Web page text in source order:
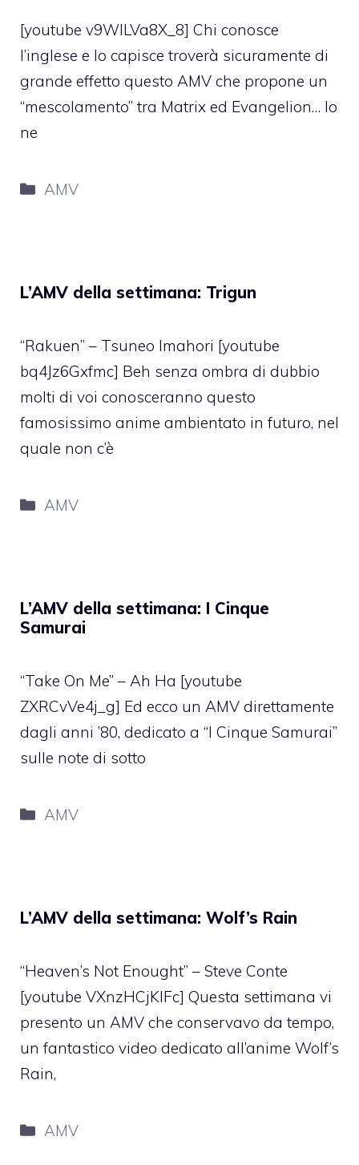
[youtube v9WlLVa8X_8] Chi conosce
l’inglese e lo capisce troverà sicuramente di
grande effetto questo AMV che propone un
“mescolamento” tra Matrix ed Evangelion… Io
ne
Categorie
AMV
L’AMV della settimana: Trigun
“Rakuen” – Tsuneo Imahori [youtube
bq4Jz6Gxfmc] Beh senza ombra di dubbio
molti di voi conosceranno questo
famosissimo anime ambientato in futuro, nel
quale non c’è
Categorie
AMV
L’AMV della settimana: I Cinque
Samurai
“Take On Me” – Ah Ha [youtube
ZXRCvVe4j_g] Ed ecco un AMV direttamente
dagli anni ’80, dedicato a “I Cinque Samurai”
sulle note di sotto
Categorie
AMV
L’AMV della settimana: Wolf’s Rain
“Heaven’s Not Enought” – Steve Conte
[youtube VXnzHCjKIFc] Questa settimana vi
presento un AMV che conservavo da tempo,
un fantastico video dedicato all’anime Wolf’s
Rain,
Categorie
AMV